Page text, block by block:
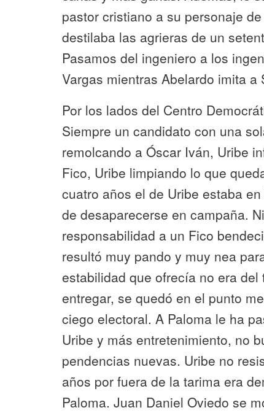
pastor cristiano a su personaje
destilaba las agrieras de un
Pasamos del ingeniero a los
Vargas mientras Abelardo imita a
Por los lados del Centro
Siempre un candidato con una
remolcando a Óscar Iván, Uribe
Fico, Uribe limpiando lo que
cuatro años el de Uribe estaba
de desaparecerse en campaña.
responsabilidad a un Fico
resultó muy pando y muy nea
estabilidad que ofrecía no era
entregar, se quedó en el punto
ciego electoral. A Paloma le ha
Uribe y más entretenimiento, no
pendencias nuevas. Uribe no
años por fuera de la tarima era
Paloma. Juan Daniel Oviedo se